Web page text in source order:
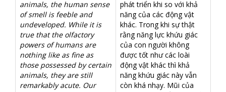
animals, the human sense
of smell is feeble and
undeveloped. While it is
true that the olfactory
powers of humans are
nothing like as fine as
those possessed by certain
animals, they are still
remarkably acute. Our
phát triển khi so với khả
năng của các động vật
khác. Trong khi sự thật
rằng năng lực khứu giác
của con người không
được tốt như các loài
động vật khác thì khả
năng khứu giác này vẫn
còn khá nhạy. Mũi của